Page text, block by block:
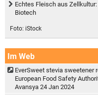
Echtes Fleisch aus
Biotech
Foto: iStock
Im Web
EverSweet stevia
European Food Safety
Avansya 24 Jan 2024